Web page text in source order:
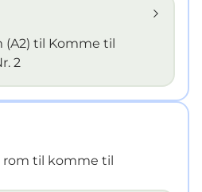
(A2) til Komme til
2
rom til komme til